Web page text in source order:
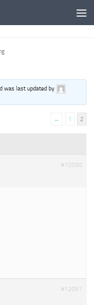
was last updated by
← 1 2
#12050
#12051